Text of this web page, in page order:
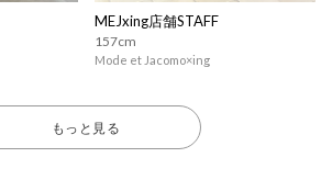
MEJxing店舗STAFF
157cm
Mode et Jacomo×ing
もっと見る